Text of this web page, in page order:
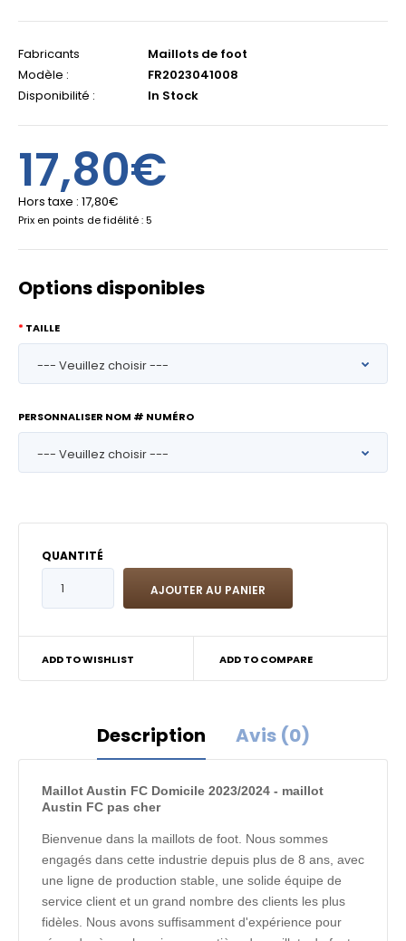
Fabricants
Maillots de foot
Modèle :
FR2023041008
Disponibilité :
In Stock
17,80€
Hors taxe : 17,80€
Prix en points de fidélité : 5
Options disponibles
TAILLE
PERSONNALISER NOM # NUMÉRO
QUANTITÉ
ADD TO WISHLIST ADD TO COMPARE
Description Avis (0)
Maillot Austin FC Domicile 2023/2024 - maillot
Austin FC pas cher
Bienvenue dans la maillots de foot. Nous sommes
engagés dans cette industrie depuis plus de 8 ans, avec
une ligne de production stable, une solide équipe de
service client et un grand nombre des clients les plus
fidèles. Nous avons suffisamment d'expérience pour